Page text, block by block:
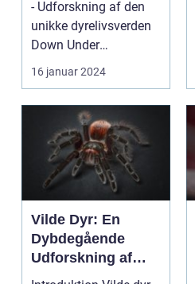
- Udforskning af den
unikke dyrelivsverden
Down Under
Indledning: Australi...
16 januar 2024
Vilde Dyr: En
Dybdegående
Udforskning af
Naturens